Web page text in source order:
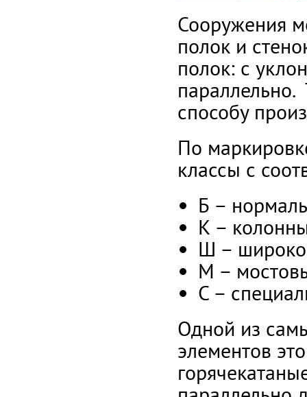
Сооружения
полок и
полок: с
способу
По
классы с
Б –
К –
Ш –
М –
С –
Одной из
элементов